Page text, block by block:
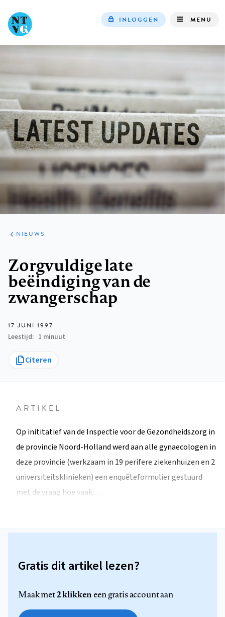
navigation
INLOGGEN MENU
ARTIKELEN
HET
KORT
NIEUWS
Zorgvuldige late
beëindiging van de
zwangerschap
17 JUNI 1997
Leestijd
1 minuut
Citeren
ARTIKEL
Op inititatief van de Inspectie voor de Gezondheidszorg in
de provincie Noord-Holland werd aan alle gynaecologen in
deze provincie (werkzaam in 19 perifere ziekenhuizen en 2
universiteitsklinieken) een enquêteformulier gestuurd
met de vraag hoe vaak…
Gratis dit artikel lezen?
Maak met2 klikkeneen gratis account aan